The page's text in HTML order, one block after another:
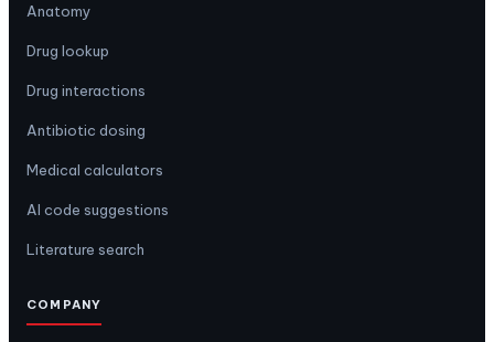
Anatomy
Drug lookup
Drug interactions
Antibiotic dosing
Medical calculators
AI code suggestions
Literature search
COMPANY